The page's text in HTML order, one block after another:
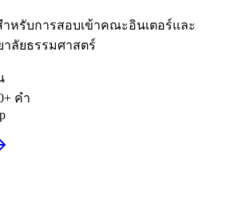
ำหรับการสอบเข้าคณะอินเตอร์และ
ลัยธรรมศาสตร์
คำ